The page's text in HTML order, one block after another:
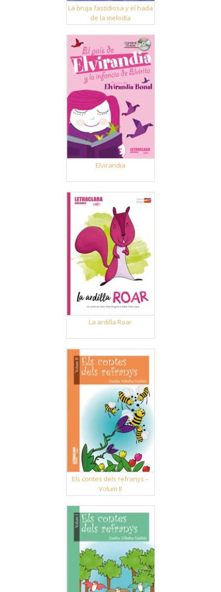
La bruja fastidiosa y el hada
de la melodía
Elvirandia
La ardilla Roar
Els contes dels refranys –
Volum II